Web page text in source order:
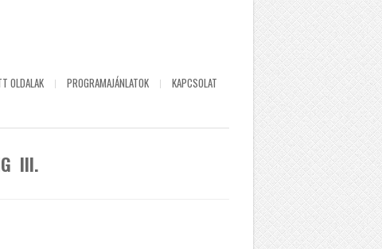
OLDALAK PROGRAMAJÁNLATOK KAPCSOLAT
III.